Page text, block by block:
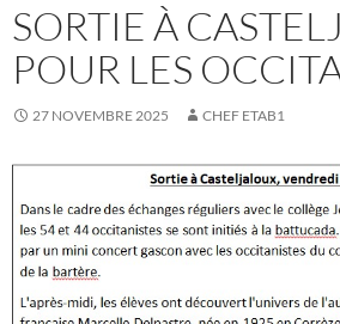
SORTIE À
POUR LES
27 NOVEMBRE 2025 CHEF ETAB1